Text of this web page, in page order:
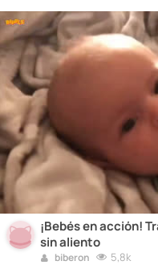
¡Bebés en acción!
sin aliento
biberon 5,8k